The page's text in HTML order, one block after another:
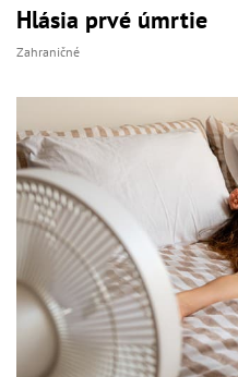
Hlásia prvé úmrtie
Zahraničné